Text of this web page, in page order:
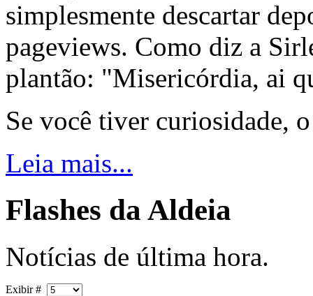
simplesmente descartar
pageviews. Como diz a
plantão: "Misericórdia, ai
Se você tiver curiosidade,
Leia mais...
Flashes da Aldeia
Notícias de última hora.
Exibir #